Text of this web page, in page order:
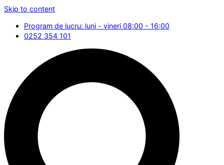
Skip to content
Program de lucru: luni - vineri 08:00 - 16:00
0252 354 101